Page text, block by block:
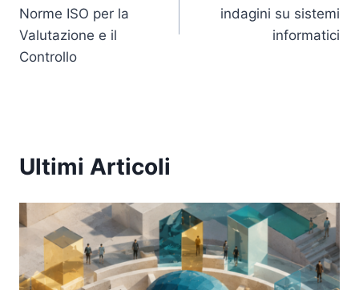
Norme ISO per la
Valutazione e il
Controllo
indagini su sistemi
informatici
Ultimi Articoli